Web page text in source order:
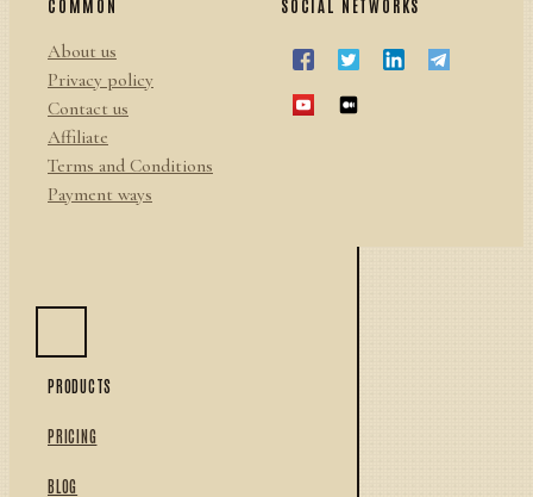
COMMON
About us
Privacy policy
Contact us
Affiliate
Terms and Conditions
Payment ways
SOCIAL NETWORKS
PRODUCTS
PRICING
BLOG